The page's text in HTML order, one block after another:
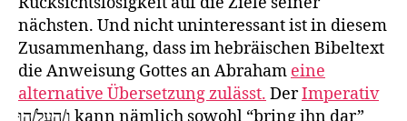
nächsten. Und nicht uninteressant ist in diesem
Zusammenhang, dass im hebräischen Bibeltext
die Anweisung Gottes an Abraham eine
alternative Übersetzung zulässt. DerImperativ
וְ/הַעֲלֵ֤/הוּ kann nämlich sowohl “bring ihn dar”